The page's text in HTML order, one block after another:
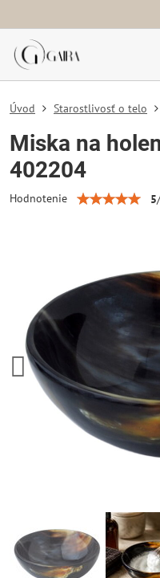
Úvod Starostlivosť o telo
Miska na
402204
Hodnotenie 5/